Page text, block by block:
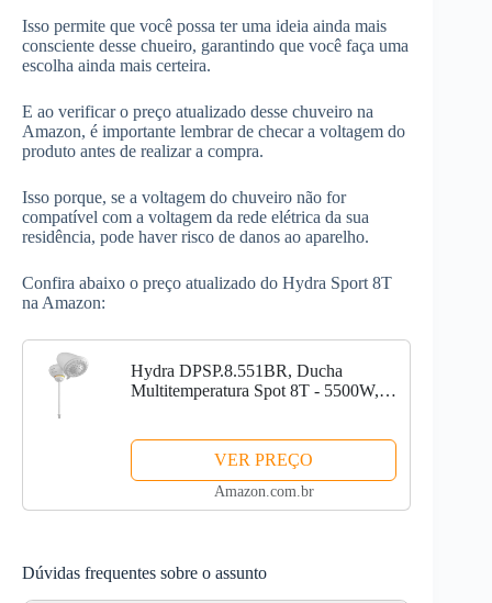
Isso permite que você possa ter uma ideia ainda mais
consciente desse chueiro, garantindo que você faça uma
escolha ainda mais certeira.
E ao verificar o preço atualizado desse chuveiro na
Amazon, é importante lembrar de checar a voltagem do
produto antes de realizar a compra.
Isso porque, se a voltagem do chuveiro não for
compatível com a voltagem da rede elétrica da sua
residência, pode haver risco de danos ao aparelho.
Confira abaixo o preço atualizado do Hydra Sport 8T
na Amazon:
Hydra DPSP.8.551BR, Ducha
Multitemperatura Spot 8T - 5500W,
VER PREÇO
Amazon.com.br
Dúvidas frequentes sobre o assunto